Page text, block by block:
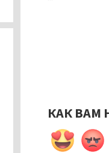
КАК ВАМ